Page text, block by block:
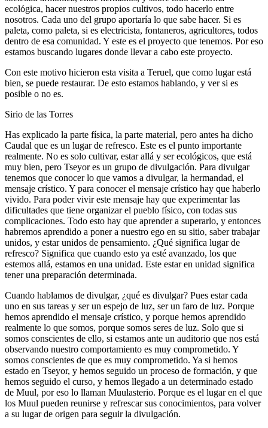
ecológica, hacer nuestros propios cultivos, todo hacerlo entre
nosotros. Cada uno del grupo aportaría lo que sabe hacer. Si es
paleta, como paleta, si es electricista, fontaneros, agricultores, todos
dentro de esa comunidad. Y este es el proyecto que tenemos. Por eso
estamos buscando lugares donde llevar a cabo este proyecto.
Con este motivo hicieron esta visita a Teruel, que como lugar está
bien, se puede restaurar. De esto estamos hablando, y ver si es
posible o no es.
Sirio de las Torres
Has explicado la parte física, la parte material, pero antes ha dicho
Caudal que es un lugar de refresco. Este es el punto importante
realmente. No es solo cultivar, estar allá y ser ecológicos, que está
muy bien, pero Tseyor es un grupo de divulgación. Para divulgar
tenemos que conocer lo que vamos a divulgar, la hermandad, el
mensaje crístico. Y para conocer el mensaje crístico hay que haberlo
vivido. Para poder vivir este mensaje hay que experimentar las
dificultades que tiene organizar el pueblo físico, con todas sus
complicaciones. Todo esto hay que aprender a superarlo, y entonces
habremos aprendido a poner a nuestro ego en su sitio, saber trabajar
unidos, y estar unidos de pensamiento. ¿Qué significa lugar de
refresco? Significa que cuando esto ya esté avanzado, los que
estemos allá, estamos en una unidad. Este estar en unidad significa
tener una preparación determinada.
Cuando hablamos de divulgar, ¿qué es divulgar? Pues estar cada
uno en sus tareas y ser un espejo de luz, ser un faro de luz. Porque
hemos aprendido el mensaje crístico, y porque hemos aprendido
realmente lo que somos, porque somos seres de luz. Solo que si
somos conscientes de ello, si estamos ante un auditorio que nos está
observando nuestro comportamiento es muy comprometido. Y
somos conscientes de que es muy comprometido. Ya si hemos
estado en Tseyor, y hemos seguido un proceso de formación, y que
hemos seguido el curso, y hemos llegado a un determinado estado
de Muul, por eso lo llaman Muulasterio. Porque es el lugar en el que
los Muul pueden reunirse y refrescar sus conocimientos, para volver
a su lugar de origen para seguir la divulgación.